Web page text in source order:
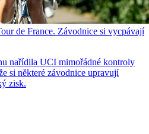
de France. Závodnice si vycpávají
nařídila UCI mimořádné kontroly
si některé závodnice upravují
zisk.